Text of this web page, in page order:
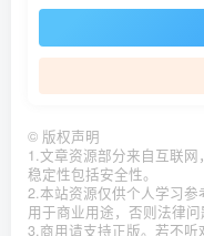
© 版权声明
1.文章资源部分来自互联
稳定性包括安全性。
2.本站资源仅供个人学习
用于商业用途，否则法律问
3.商用请支持正版。若不听